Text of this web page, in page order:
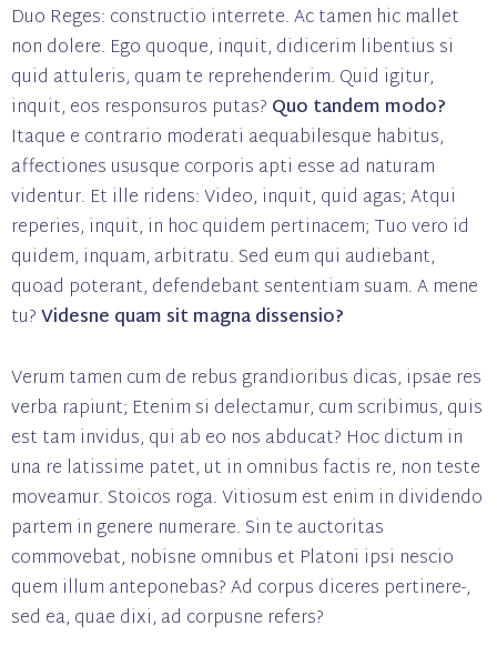
Duo Reges: constructio interrete. Ac tamen hic mallet
non dolere. Ego quoque, inquit, didicerim libentius si
quid attuleris, quam te reprehenderim. Quid igitur,
inquit, eos responsuros putas? Quo tandem modo?
Itaque e contrario moderati aequabilesque habitus,
affectiones ususque corporis apti esse ad naturam
videntur. Et ille ridens: Video, inquit, quid agas; Atqui
reperies, inquit, in hoc quidem pertinacem; Tuo vero id
quidem, inquam, arbitratu. Sed eum qui audiebant,
quoad poterant, defendebant sententiam suam. A mene
tu?Videsne quam sit magna dissensio?
Verum tamen cum de rebus grandioribus dicas, ipsae res
verba rapiunt; Etenim si delectamur, cum scribimus, quis
est tam invidus, qui ab eo nos abducat? Hoc dictum in
una re latissime patet, ut in omnibus factis re, non teste
moveamur. Stoicos roga. Vitiosum est enim in dividendo
partem in genere numerare. Sin te auctoritas
commovebat, nobisne omnibus et Platoni ipsi nescio
quem illum anteponebas? Ad corpus diceres pertinere-,
sed ea, quae dixi, ad corpusne refers?